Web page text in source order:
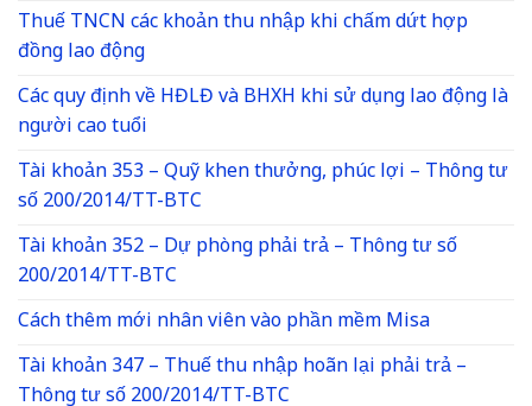
Thuế TNCN các khoản thu nhập khi chấm dứt hợp
đồng lao động
Các quy định về HĐLĐ và BHXH khi sử dụng lao động là
người cao tuổi
Tài khoản 353 – Quỹ khen thưởng, phúc lợi – Thông tư
số 200/2014/TT-BTC
Tài khoản 352 – Dự phòng phải trả – Thông tư số
200/2014/TT-BTC
Cách thêm mới nhân viên vào phần mềm Misa
Tài khoản 347 – Thuế thu nhập hoãn lại phải trả –
Thông tư số 200/2014/TT-BTC